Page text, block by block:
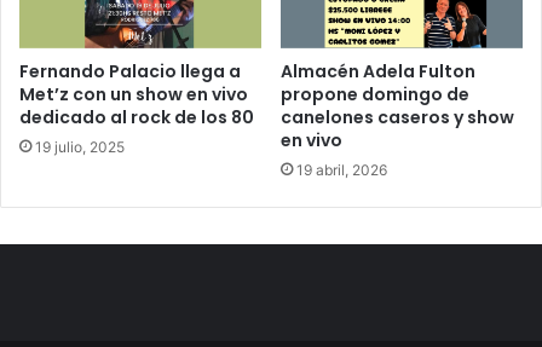
Fernando Palacio llega a
Met’z con un show en vivo
dedicado al rock de los 80
19 julio, 2025
Almacén Adela Fulton
propone domingo de
canelones caseros y show
en vivo
19 abril, 2026